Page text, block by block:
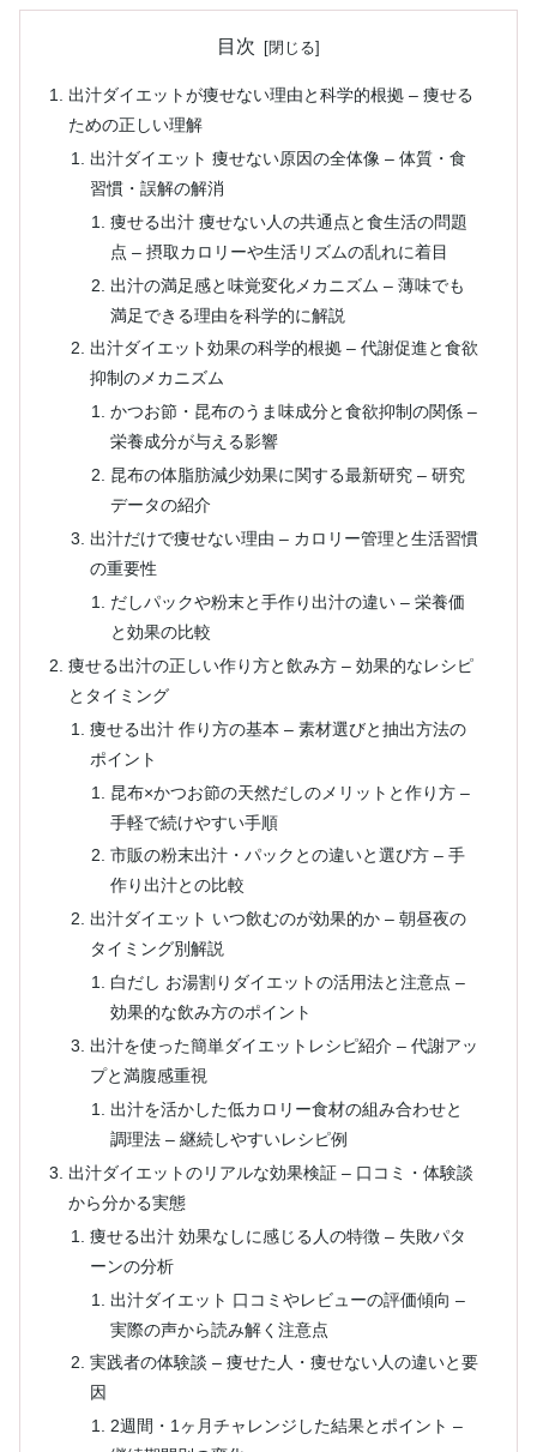
目次
出汁ダイエットが痩せない理由と科学的根拠 – 痩せる
ための正しい理解
出汁ダイエット 痩せない原因の全体像 – 体質・食
習慣・誤解の解消
痩せる出汁 痩せない人の共通点と食生活の問題
点 – 摂取カロリーや生活リズムの乱れに着目
出汁の満足感と味覚変化メカニズム – 薄味でも
満足できる理由を科学的に解説
出汁ダイエット効果の科学的根拠 – 代謝促進と食欲
抑制のメカニズム
かつお節・昆布のうま味成分と食欲抑制の関係 –
栄養成分が与える影響
昆布の体脂肪減少効果に関する最新研究 – 研究
データの紹介
出汁だけで痩せない理由 – カロリー管理と生活習慣
の重要性
だしパックや粉末と手作り出汁の違い – 栄養価
と効果の比較
痩せる出汁の正しい作り方と飲み方 – 効果的なレシピ
とタイミング
痩せる出汁 作り方の基本 – 素材選びと抽出方法の
ポイント
昆布×かつお節の天然だしのメリットと作り方 –
手軽で続けやすい手順
市販の粉末出汁・パックとの違いと選び方 – 手
作り出汁との比較
出汁ダイエット いつ飲むのが効果的か – 朝昼夜の
タイミング別解説
白だし お湯割りダイエットの活用法と注意点 –
効果的な飲み方のポイント
出汁を使った簡単ダイエットレシピ紹介 – 代謝アッ
プと満腹感重視
出汁を活かした低カロリー食材の組み合わせと
調理法 – 継続しやすいレシピ例
出汁ダイエットのリアルな効果検証 – 口コミ・体験談
から分かる実態
痩せる出汁 効果なしに感じる人の特徴 – 失敗パタ
ーンの分析
出汁ダイエット 口コミやレビューの評価傾向 –
実際の声から読み解く注意点
実践者の体験談 – 痩せた人・痩せない人の違いと要
因
2週間・1ヶ月チャレンジした結果とポイント –